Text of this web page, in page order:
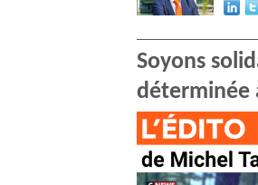
Soyons
déterminée